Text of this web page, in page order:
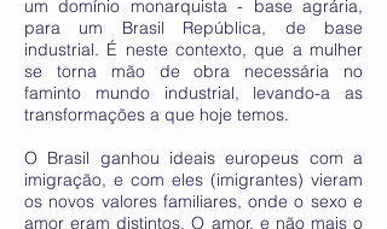
um domínio monarquista - base agrária,
para um Brasil República, de base
industrial. É neste contexto, que a mulher
se torna mão de obra necessária no
faminto mundo industrial, levando-a as
transformações a que hoje temos.
O Brasil ganhou ideais europeus com a
imigração, e com eles (imigrantes) vieram
os novos valores familiares, onde o sexo e
amor eram distintos. O amor, e não mais o